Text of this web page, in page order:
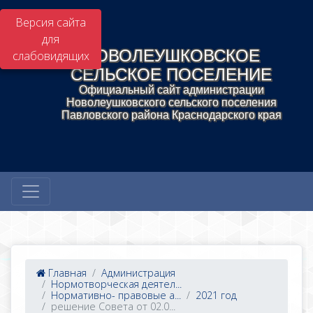
Версия сайта
для
слабовидящихНОВОЛЕУШКОВСКОЕ
СЕЛЬСКОЕ ПОСЕЛЕНИЕ
Официальный сайт администрации
Новолеушковского сельского поселения
Павловского района Краснодарского края
Главная
Администрация
Нормотворческая деятел...
Нормативно- правовые а...
2021 год
решение Совета от 02.0...